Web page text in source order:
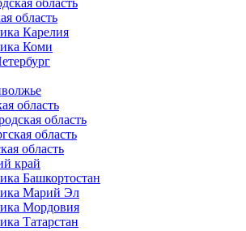
область
область
Карелия
Коми
область
область
область
область
край
Башкортостан
Марий Эл
Мордовия
Татарстан